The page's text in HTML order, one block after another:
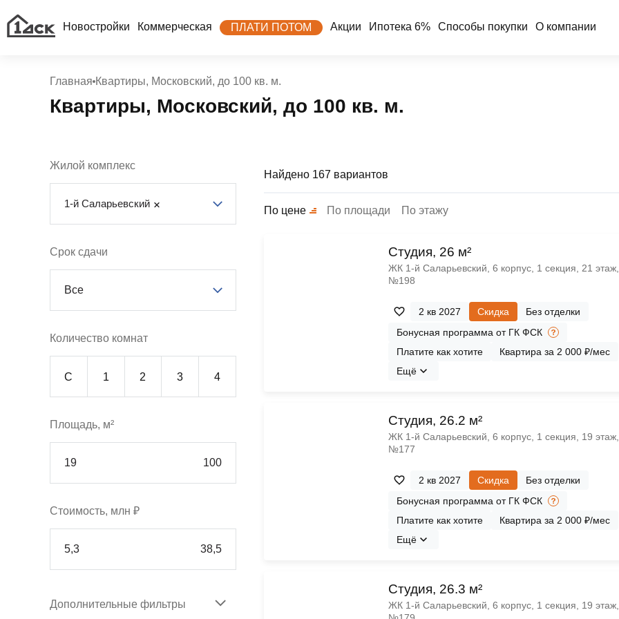
Новостройки Коммерческая ПЛАТИ ПОТОМ Акции Ипотека 6% Способы покупки О компании
Главная Квартиры, Московский, до 100 кв. м.
Квартиры, Московский, до 100 кв. м.
Жилой комплекс
1-й Саларьевский
Срок сдачи
Все
Количество комнат
С 1 2 3 4
Площадь, м²
Стоимость, млн ₽
Дополнительные фильтры
Найдено 167 вариантов
По цене По площади По этажу
Cтудия, 26 м²
ЖК 1‑й Саларьевский, 6 корпус, 1 секция, 21 этаж,
№198
2 кв 2027 Скидка
Без отделки
Бонусная программа от ГК ФСК
Платите как хотите
Квартира за 2 000 ₽/мес
Ещё
Cтудия, 26.2 м²
ЖК 1‑й Саларьевский, 6 корпус, 1 секция, 19 этаж,
№177
2 кв 2027 Скидка
Без отделки
Бонусная программа от ГК ФСК
Платите как хотите
Квартира за 2 000 ₽/мес
Ещё
Cтудия, 26.3 м²
ЖК 1‑й Саларьевский, 6 корпус, 1 секция, 19 этаж,